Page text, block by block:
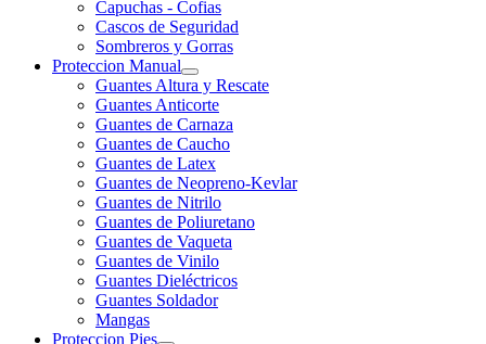
Capuchas - Cofias
Cascos de Seguridad
Sombreros y Gorras
Proteccion Manual
Guantes Altura y Rescate
Guantes Anticorte
Guantes de Carnaza
Guantes de Caucho
Guantes de Latex
Guantes de Neopreno-Kevlar
Guantes de Nitrilo
Guantes de Poliuretano
Guantes de Vaqueta
Guantes de Vinilo
Guantes Dieléctricos
Guantes Soldador
Mangas
Proteccion Pies